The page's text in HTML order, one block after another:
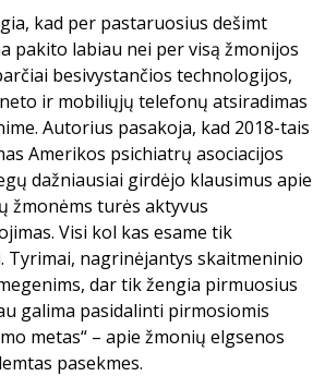
kad per pastaruosius dešimt
pakito labiau nei per visą žmonijos
besivystančios technologijos,
ir mobiliųjų telefonų atsiradimas
Autorius pasakoja, kad 2018-tais
Amerikos psichiatrų asociacijos
dažniausiai girdėjo klausimus apie
žmonėms turės aktyvus
Visi kol kas esame tik
Tyrimai, nagrinėjantys skaitmeninio
dar tik žengia pirmuosius
galima pasidalinti pirmosiomis
metas“ – apie žmonių elgsenos
pasekmes.